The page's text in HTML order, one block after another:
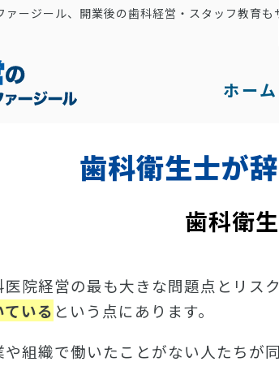
ァージール、開業後の歯科経営・スタッフ教育も
ホーム
歯科衛生士が
歯科衛
医院経営の最も大きな問題点とリス
ている という点にあります。
や組織で働いたことがない人たちが